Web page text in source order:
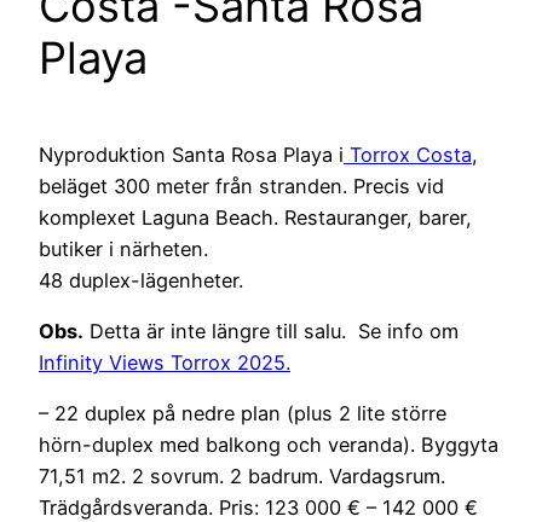
Playa
Nyproduktion Santa Rosa Playa i Torrox Costa,
beläget 300 meter från stranden. Precis vid
komplexet Laguna Beach. Restauranger, barer,
butiker i närheten.
48 duplex-lägenheter.
Obs. Detta är inte längre till salu. Se info om
Infinity Views Torrox 2025.
– 22 duplex på nedre plan (plus 2 lite större
hörn-duplex med balkong och veranda). Byggyta
71,51 m2. 2 sovrum. 2 badrum. Vardagsrum.
Trädgårdsveranda. Pris: 123 000 € – 142 000 €